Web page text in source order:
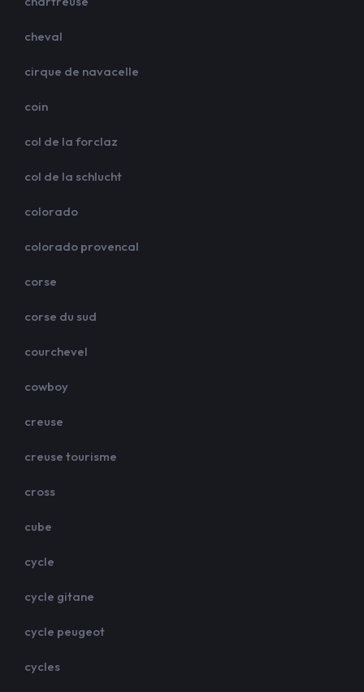
cheval
cirque de navacelle
coin
col de la forclaz
col de la schlucht
colorado
colorado provencal
corse
corse du sud
courchevel
cowboy
creuse
creuse tourisme
cross
cube
cycle
cycle gitane
cycle peugeot
cycles